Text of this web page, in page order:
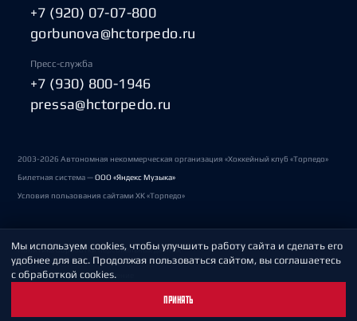
+7 (920) 07-07-800
gorbunova@hctorpedo.ru
Пресс-служба
+7 (930) 800-1946
pressa@hctorpedo.ru
2003-2026 Автономная некоммерческая организация «Хоккейный клуб «Торпедо»
Билетная система —ООО «Яндекс Музыка»
Условия пользования сайтами ХК «Торпедо»
Политика обработки персональных данных
Пользовательское соглашение
Мы используем cookies, чтобы улучшить работу сайта и сделать его
удобнее для вас. Продолжая пользоваться сайтом, вы соглашаетесь
с обработкой cookies.
ПРИНЯТЬ